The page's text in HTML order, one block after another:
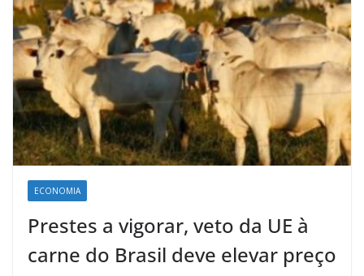
ECONOMIA
Prestes a vigorar, veto da UE à
carne do Brasil deve elevar preço